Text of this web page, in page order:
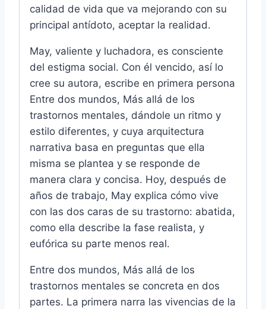
calidad de vida que va mejorando con su
principal antídoto, aceptar la realidad.
May, valiente y luchadora, es consciente
del estigma social. Con él vencido, así lo
cree su autora, escribe en primera persona
Entre dos mundos, Más allá de los
trastornos mentales, dándole un ritmo y
estilo diferentes, y cuya arquitectura
narrativa basa en preguntas que ella
misma se plantea y se responde de
manera clara y concisa. Hoy, después de
años de trabajo, May explica cómo vive
con las dos caras de su trastorno: abatida,
como ella describe la fase realista, y
eufórica su parte menos real.
Entre dos mundos, Más allá de los
trastornos mentales se concreta en dos
partes. La primera narra las vivencias de la